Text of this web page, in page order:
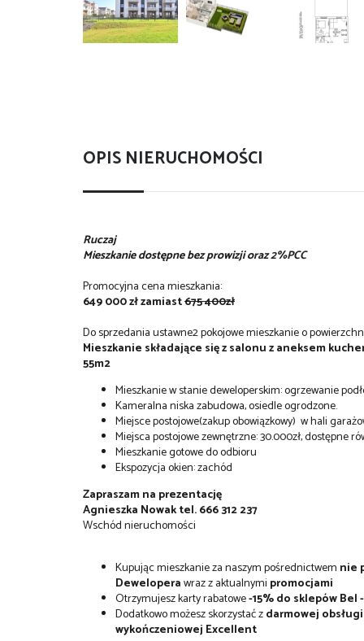
OPIS NIERUCHOMOŚCI
Ruczaj
Mieszkanie dostępne bez prowizji oraz 2%PCC
Promocyjna cena mieszkania:
649 000 zł zamiast675 400zł
Do sprzedania ustawne2 pokojowe mieszkanie o
Mieszkanie składające się z salonu z aneksem
55m2
Mieszkanie w stanie deweloperskim: ogrzewanie
Kameralna niska zabudowa, osiedle ogrodzone.
Miejsce postojowe(zakup obowiązkowy) w hali
Miejsca postojowe zewnętrzne: 30.000zł, dostępne
Mieszkanie gotowe do odbioru
Ekspozycja okien: zachód
Zapraszam na prezentację
Agnieszka Nowak tel. 666 312 237
Wschód nieruchomości
Kupując mieszkanie za naszym pośrednictwem nie
Deweloperawraz z aktualnymi promocjami
Otrzymujesz karty rabatowe-15% do sklepów Bel
Dodatkowo możesz skorzystać zdarmowej
wykończeniowej Excellent